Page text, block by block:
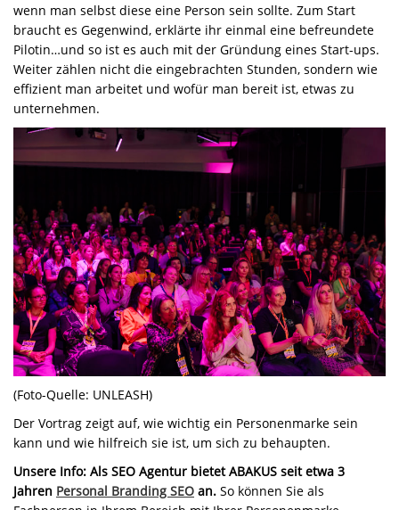
wenn man selbst diese eine Person sein sollte. Zum Start
braucht es Gegenwind, erklärte ihr einmal eine befreundete
Pilotin…und so ist es auch mit der Gründung eines Start-ups.
Weiter zählen nicht die eingebrachten Stunden, sondern wie
effizient man arbeitet und wofür man bereit ist, etwas zu
unternehmen.
(Foto-Quelle: UNLEASH)
Der Vortrag zeigt auf, wie wichtig ein Personenmarke sein
kann und wie hilfreich sie ist, um sich zu behaupten.
Unsere Info: Als SEO Agentur bietet ABAKUS seit etwa 3
Jahren Personal Branding SEO an. So können Sie als